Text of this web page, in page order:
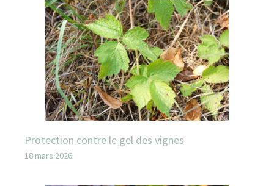
Protection contre le gel des vignes
18 mars 2026